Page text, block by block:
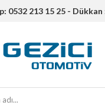
0532 213 15 25 - Dükkan